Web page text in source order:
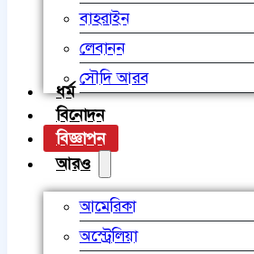
বাহরাইন
লেবানন
সৌদি আরব
ধর্ম
বিনোদন
বিজ্ঞাপন
আরও
আমেরিকা
অস্ট্রেলিয়া